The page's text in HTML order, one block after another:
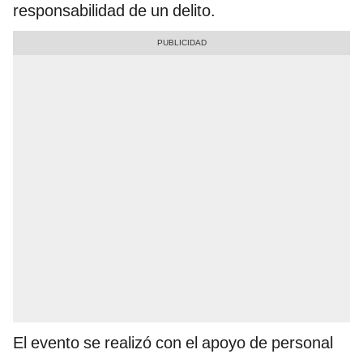
responsabilidad de un delito.
El evento se realizó con el apoyo de personal